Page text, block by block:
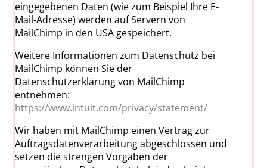
eingegebenen Daten (wie zum Beispiel Ihre E-
Mail-Adresse) werden auf Servern von
MailChimp in den USA gespeichert.
Weitere Informationen zum Datenschutz bei
MailChimp können Sie der
Datenschutzerklärung von MailChimp
entnehmen:
https://www.intuit.com/privacy/statement/
Wir haben mit MailChimp einen Vertrag zur
Auftragsdatenverarbeitung abgeschlossen und
setzen die strengen Vorgaben der